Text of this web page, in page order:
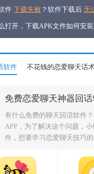
件 下载失败 ？软件下载后 无
打开，下载APK文件如何安
软件 不花钱的恋爱聊天话
免费恋爱聊天神器回
有什么免费的聊天回话软件
APP，为了解决这个问题，
件，想要学习恋爱聊天技巧